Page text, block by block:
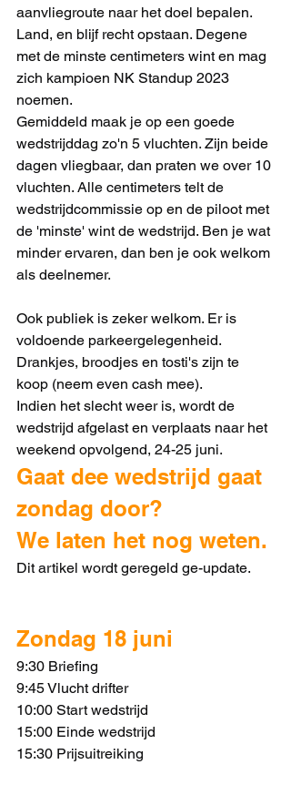
aanvliegroute naar het doel bepalen.
Land, en blijf recht opstaan. Degene
met de minste centimeters wint en mag
zich kampioen NK Standup 2023
noemen.
Gemiddeld maak je op een goede
wedstrijddag zo'n 5 vluchten. Zijn beide
dagen vliegbaar, dan praten we over 10
vluchten. Alle centimeters telt de
wedstrijdcommissie op en de piloot met
de 'minste' wint de wedstrijd. Ben je wat
minder ervaren, dan ben je ook welkom
als deelnemer.
Ook publiek is zeker welkom. Er is
voldoende parkeergelegenheid.
Drankjes, broodjes en tosti's zijn te
koop (neem even cash mee).
Indien het slecht weer is, wordt de
wedstrijd afgelast en verplaats naar het
weekend opvolgend, 24-25 juni.
Gaat dee wedstrijd gaat
zondag door?
We laten het nog weten.
Dit artikel wordt geregeld ge-update.
Zondag 18 juni
9:30 Briefing
9:45 Vlucht drifter
10:00 Start wedstrijd
15:00 Einde wedstrijd
15:30 Prijsuitreiking